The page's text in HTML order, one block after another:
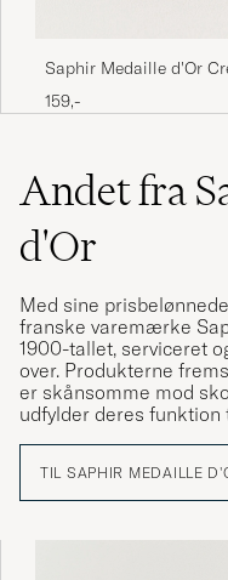
ANKE S KØBTE PÅ
sind.
ANKE S KØBTE PÅ
produkter som har
Saphir Medaille d'Or
Pommadier 1925 75 ml
159,-
Andet fra
d'Or
Med sine
franske varemærke
1900-tallet, serviceret
over. Produkterne
er skånsomme mod
udfylder deres funktion
påstrygningsbørster og
TIL SAPHIR MEDAILLE